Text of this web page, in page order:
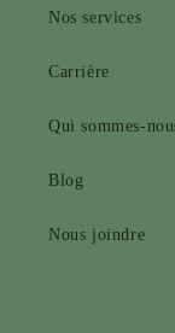
Nos services
Carrière
Qui sommes-
Blog
Nous joindre